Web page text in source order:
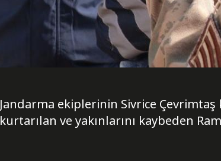
Jandarma ekiplerinin Sivrice
kurtarılan ve yakınlarını kaybeden